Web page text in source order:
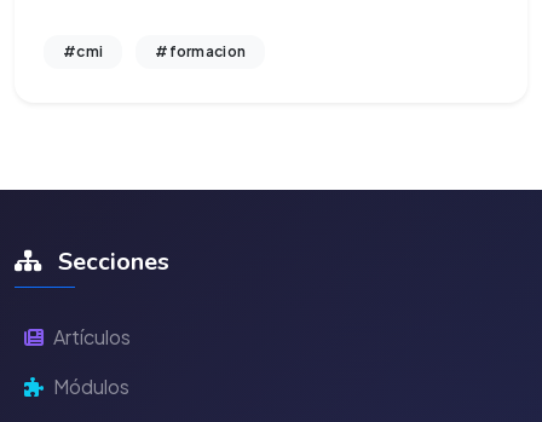
#cmi #formacion
Secciones
Artículos
Módulos